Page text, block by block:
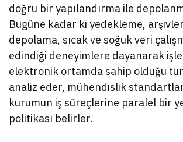
doğru bir yapılandırma ile
Bugüne kadar ki yedekleme,
depolama, sıcak ve soğuk veri
edindiği deneyimlere dayanarak
elektronik ortamda sahip olduğu
analiz eder, mühendislik
kurumun iş süreçlerine paralel bir
politikası belirler.